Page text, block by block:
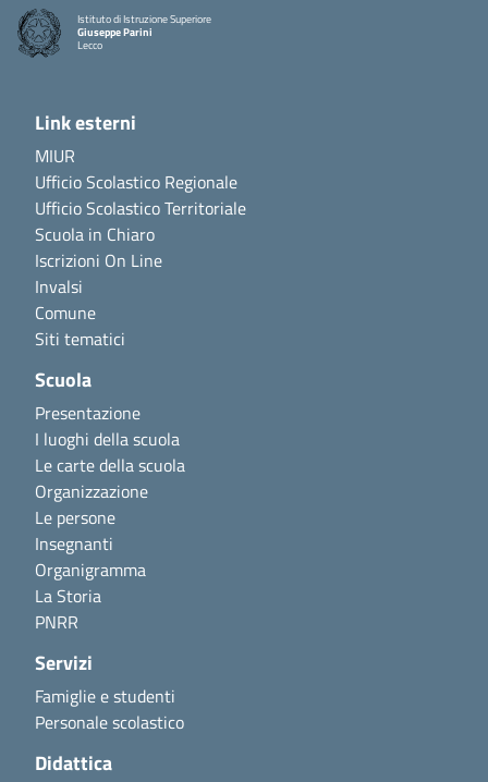
Istituto di Istruzione Superiore
Giuseppe Parini
Lecco
Link esterni
MIUR
Ufficio Scolastico Regionale
Ufficio Scolastico Territoriale
Scuola in Chiaro
Iscrizioni On Line
Invalsi
Comune
Siti tematici
Scuola
Presentazione
I luoghi della scuola
Le carte della scuola
Organizzazione
Le persone
Insegnanti
Organigramma
La Storia
PNRR
Servizi
Famiglie e studenti
Personale scolastico
Didattica